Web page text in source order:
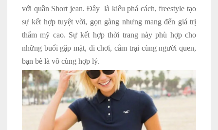
với quần Short jean. Đây là kiểu phá cách, freestyle tạo
sự kết hợp tuyệt vời, gọn gàng nhưng mang đến giá trị
thẩm mỹ cao. Sự kết hợp thời trang này phù hợp cho
những buổi gặp mặt, đi chơi, cắm trại cùng người quen,
bạn bè là vô cùng hợp lý.